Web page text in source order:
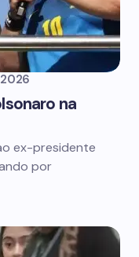
na
ex-presidente
por